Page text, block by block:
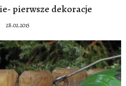
pierwsze dekoracje
28.02.2015